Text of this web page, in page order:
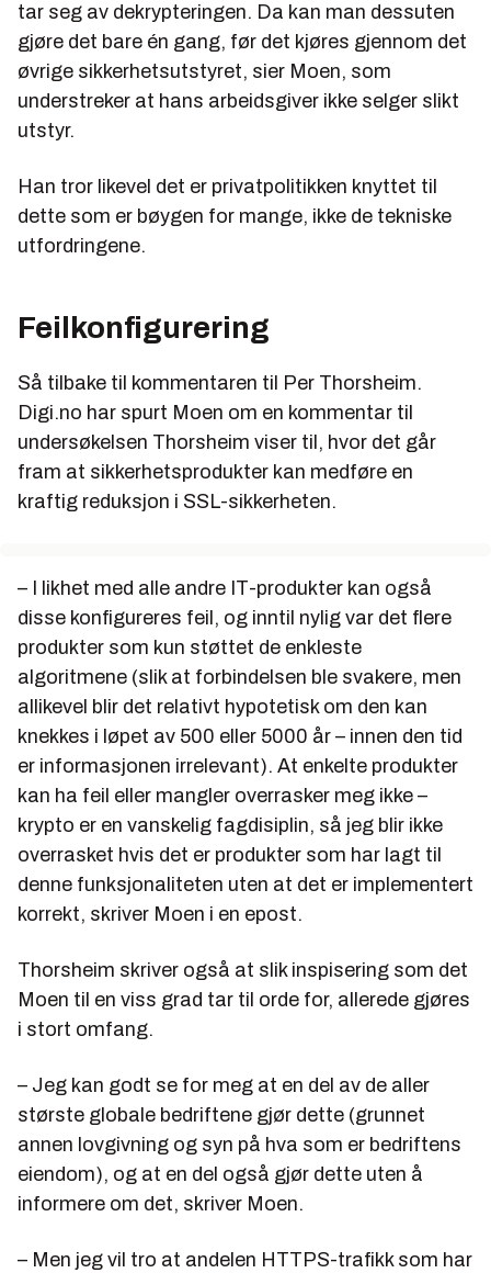
tar seg av dekrypteringen. Da kan man dessuten
gjøre det bare én gang, før det kjøres gjennom det
øvrige sikkerhetsutstyret, sier Moen, som
understreker at hans arbeidsgiver ikke selger slikt
utstyr.
Han tror likevel det er privatpolitikken knyttet til
dette som er bøygen for mange, ikke de tekniske
utfordringene.
Feilkonfigurering
Så tilbake til kommentaren til Per Thorsheim.
Digi.no har spurt Moen om en kommentar til
undersøkelsen Thorsheim viser til, hvor det går
fram at sikkerhetsprodukter kan medføre en
kraftig reduksjon i SSL-sikkerheten.
– I likhet med alle andre IT-produkter kan også
disse konfigureres feil, og inntil nylig var det flere
produkter som kun støttet de enkleste
algoritmene (slik at forbindelsen ble svakere, men
allikevel blir det relativt hypotetisk om den kan
knekkes i løpet av 500 eller 5000 år – innen den tid
er informasjonen irrelevant). At enkelte produkter
kan ha feil eller mangler overrasker meg ikke –
krypto er en vanskelig fagdisiplin, så jeg blir ikke
overrasket hvis det er produkter som har lagt til
denne funksjonaliteten uten at det er implementert
korrekt, skriver Moen i en epost.
Thorsheim skriver også at slik inspisering som det
Moen til en viss grad tar til orde for, allerede gjøres
i stort omfang.
– Jeg kan godt se for meg at en del av de aller
største globale bedriftene gjør dette (grunnet
annen lovgivning og syn på hva som er bedriftens
eiendom), og at en del også gjør dette uten å
informere om det, skriver Moen.
– Men jeg vil tro at andelen HTTPS-trafikk som har